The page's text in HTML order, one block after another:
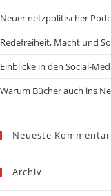
Neuer netzpolitischer
Redefreiheit, Macht und
Einblicke in den Social-
Warum Bücher auch ins
Neueste
Archiv